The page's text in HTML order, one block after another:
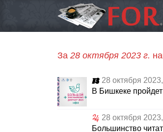
За 28 октября 2023 г.
28 октября
В Бишкеке
28 октября
Большинство